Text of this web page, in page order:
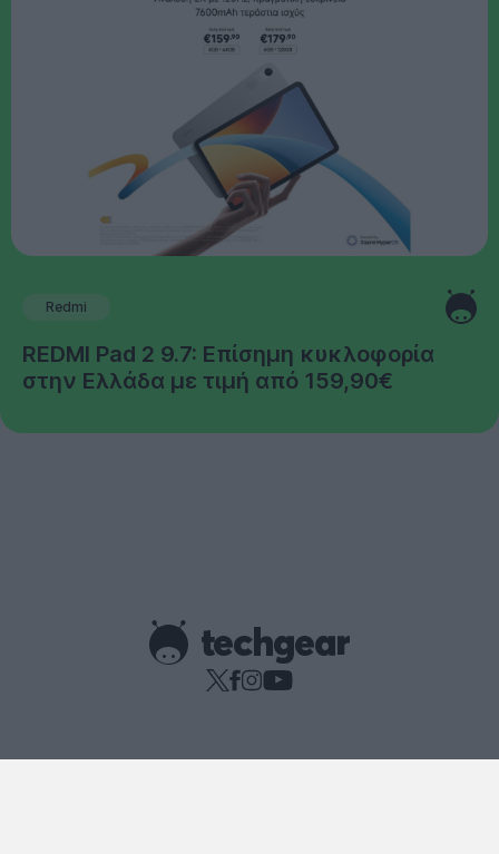
Redmi
REDMI Pad 2 9.7: Επίσημη κυκλοφορία
στην Ελλάδα με τιμή από 159,90€